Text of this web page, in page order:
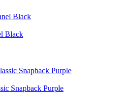
Black
Snapback Purple